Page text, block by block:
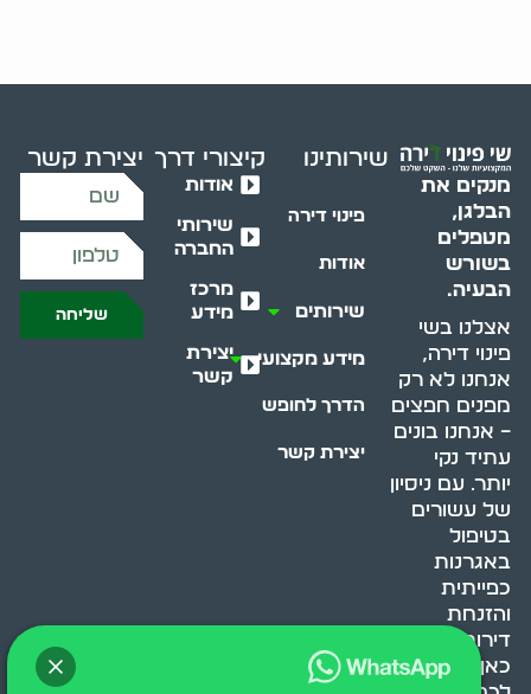
מנקים את
הבלגן,
מטפלים
בשורש
הבעיה.
אצלנו בשי
פינוי דירה,
אנחנו לא רק
מפנים חפצים
– אנחנו בונים
עתיד נקי
יותר. עם ניסיון
של עשורים
בטיפול
באגרנות
כפייתית
והזנחת
דירות, אנחנו
כאן כדי לעזור
שירותינו
פינוי דירה
אודות
שירותים
מידע מקצועי
הדרך לחופש
יצירת קשר
קיצורי דרך
אודות
שירותי
החברה
מרכז
מידע
יצירת
קשר
יצירת קשר
שליחה